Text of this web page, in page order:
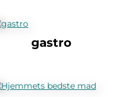
gastro